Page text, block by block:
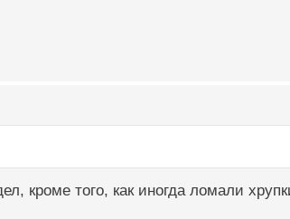
кроме того, как иногда ломали